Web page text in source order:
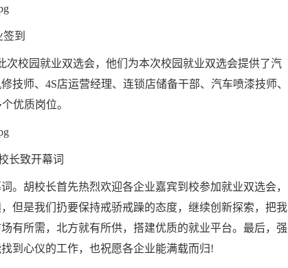
到
校园就业双选会，他们为本次校园就业双选会提供了汽
技师、4S店运营经理、连锁店储备干部、汽车喷漆技师、
优质岗位。
长致开幕词
。胡校长首先热烈欢迎各企业嘉宾到校参加就业双选会，
但是我们扔要保持戒骄戒躁的态度，继续创新探索，把我
有所需，北方就有所供，搭建优质的就业平台。最后，强
到心仪的工作，也祝愿各企业能满载而归!